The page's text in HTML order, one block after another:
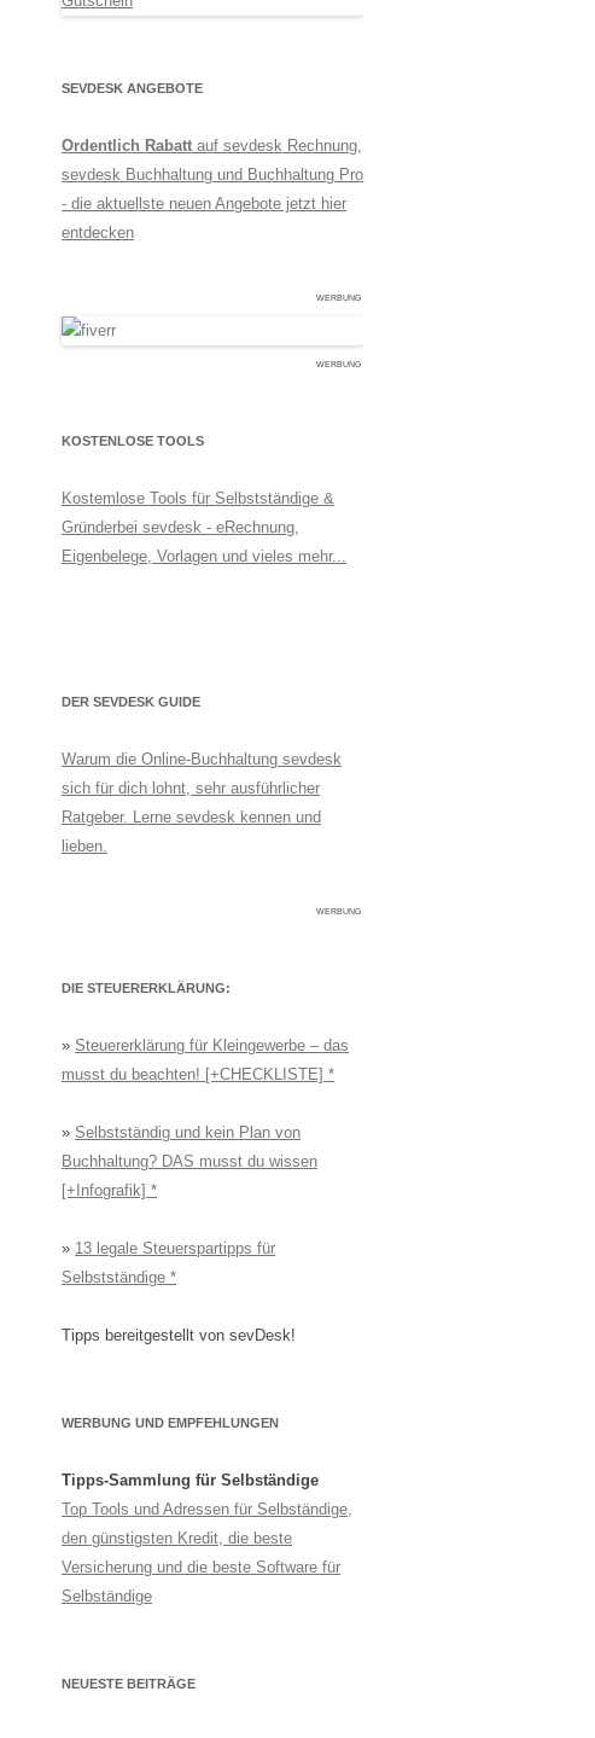
SEVDESK ANGEBOTE
Ordentlich Rabatt auf sevdesk Rechnung,
sevdesk Buchhaltung und Buchhaltung Pro
- die aktuellste neuen Angebote jetzt hier
entdecken
WERBUNG
WERBUNG
KOSTENLOSE TOOLS
Kostemlose Tools für Selbstständige &
Gründerbei sevdesk - eRechnung,
Eigenbelege, Vorlagen und vieles mehr...
DER SEVDESK GUIDE
Warum die Online-Buchhaltung sevdesk
sich für dich lohnt, sehr ausführlicher
Ratgeber. Lerne sevdesk kennen und
lieben.
WERBUNG
DIE STEUERERKLÄRUNG:
» Steuererklärung für Kleingewerbe – das
musst du beachten! [+CHECKLISTE]
» Selbstständig und kein Plan von
Buchhaltung? DAS musst du wissen
[+Infografik]
» 13 legale Steuerspartipps für
Selbstständige
Tipps bereitgestellt von sevDesk!
WERBUNG UND EMPFEHLUNGEN
Tipps-Sammlung für Selbständige
Top Tools und Adressen für Selbständige,
den günstigsten Kredit, die beste
Versicherung und die beste Software für
Selbständige
NEUESTE BEITRÄGE